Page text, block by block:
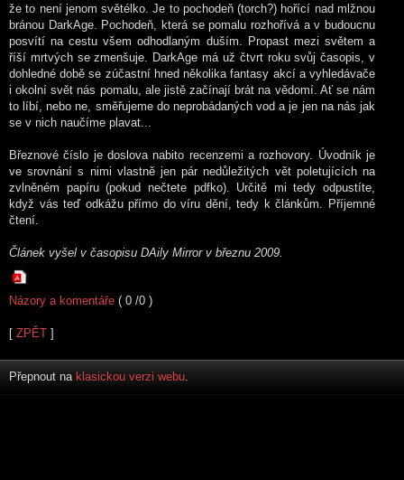
že to není jenom světélko. Je to pochodeň (torch?) hořící nad mlžnou
bránou DarkAge. Pochodeň, která se pomalu rozhořívá a v budoucnu
posvítí na cestu všem odhodlaným duším. Propast mezi světem a
říší mrtvých se zmenšuje. DarkAge má už čtvrt roku svůj časopis, v
dohledné době se zúčastní hned několika fantasy akcí a vyhledávače
i okolní svět nás pomalu, ale jistě začínají brát na vědomí. Ať se nám
to líbí, nebo ne, směřujeme do neprobádaných vod a je jen na nás jak
se v nich naučíme plavat...
Březnové číslo je doslova nabito recenzemi a rozhovory. Úvodník je
ve srovnání s nimi vlastně jen pár nedůležitých vět poletujících na
zvlněném papíru (pokud nečtete pdfko). Určitě mi tedy odpustíte,
když vás teď odkážu přímo do víru dění, tedy k článkům. Příjemné
čtení.
Článek vyšel v časopisu DAily Mirror v březnu 2009.
Názory a komentáře ( 0 /0 )
[ ZPĚT ]
Přepnout na klasickou verzi webu